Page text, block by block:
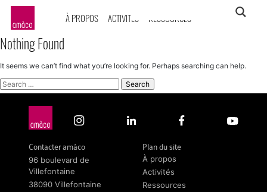
À PROPOS ACTIVITÉS RESSOURCES
Nothing Found
It seems we can’t find what you’re looking for. Perhaps searching can help.
Search
for:
Contacter amàco
96 boulevard de
Villefontaine
38090 Villefontaine
Plan du site
À propos
Activités
Ressources